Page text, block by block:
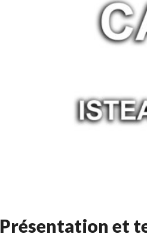
Présentation et